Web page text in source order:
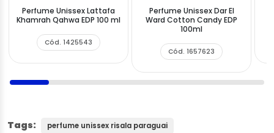
Perfume Unissex Lattafa
Khamrah Qahwa EDP 100 ml
Cód. 1425543
Perfume Unissex Dar El
Ward Cotton Candy EDP
100ml
Cód. 1657623
Tags: perfume unissex risala paraguai